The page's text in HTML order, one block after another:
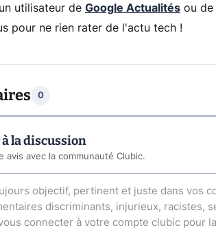
utilisateur de Google Actualitésou de
pour ne rien rater de l'actu tech !
0
la discussion
avis avec la communauté Clubic.